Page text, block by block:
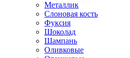
Металлик
Слоновая кость
Фуксия
Шоколад
Шампань
Оливковые